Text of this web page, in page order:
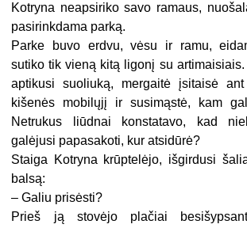
Kotryna neapsiriko savo ramaus,
pasirinkdama parką.
Parke buvo erdvu, vėsu ir ramu,
sutiko tik vieną kitą ligonį su
aptikusi suoliuką, mergaitė įsitaisė
kišenės mobilųjį ir susimąstė, kam
Netrukus liūdnai konstatavo, kad
galėjusi papasakoti, kur atsidūrė?
Staiga Kotryna krūptelėjo, išgirdusi
balsą:
– Galiu prisėsti?
Prieš ją stovėjo plačiai